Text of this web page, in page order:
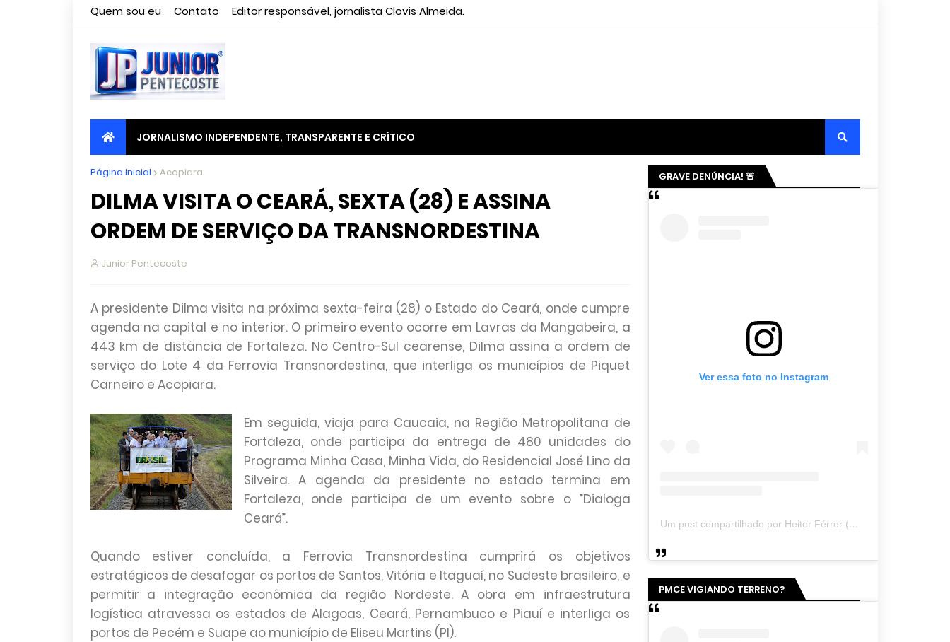
Quem sou eu Contato Editor responsável, jornalista Clovis Almeida.
JORNALISMO INDEPENDENTE, TRANSPARENTE E CRÍTICO
Página inicial Acopiara
DILMA VISITA O CEARÁ, SEXTA (28) E ASSINA
ORDEM DE SERVIÇO DA TRANSNORDESTINA
Junior Pentecoste
A presidente Dilma visita na próxima sexta-feira (28) o Estado do Ceará, onde cumpre
agenda na capital e no interior. O primeiro evento ocorre em Lavras da Mangabeira, a
443 km de distância de Fortaleza. No Centro-Sul cearense, Dilma assina a ordem de
serviço do Lote 4 da Ferrovia Transnordestina, que interliga os municípios de Piquet
Carneiro e Acopiara.
Em seguida, viaja para Caucaia, na Região Metropolitana de
Fortaleza, onde participa da entrega de 480 unidades do
Programa Minha Casa, Minha Vida, do Residencial José Lino da
Silveira. A agenda da presidente no estado termina em
Fortaleza, onde participa de um evento sobre o ”Dialoga
Ceará”.
Quando estiver concluída, a Ferrovia Transnordestina cumprirá os objetivos
estratégicos de desafogar os portos de Santos, Vitória e Itaguaí, no Sudeste brasileiro, e
permitir a integração econômica da região Nordeste. A obra em infraestrutura
logística atravessa os estados de Alagoas, Ceará, Pernambuco e Piauí e interliga os
portos de Pecém e Suape ao município de Eliseu Martins (PI).
GRAVE DENÚNCIA! 🚨
Ver essa foto no Instagram
Um post compartilhado por Heitor Férrer (@heitor_ferrer77)
PMCE VIGIANDO TERRENO?